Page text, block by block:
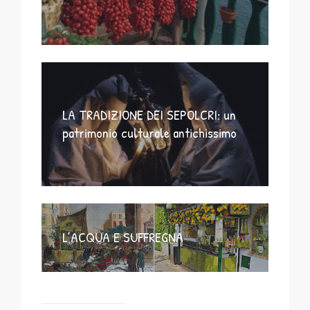
LA TRADIZIONE DEI SEPOLCRI: un
patrimonio culturale antichissimo
L’ACQUA E SUFFREGNA